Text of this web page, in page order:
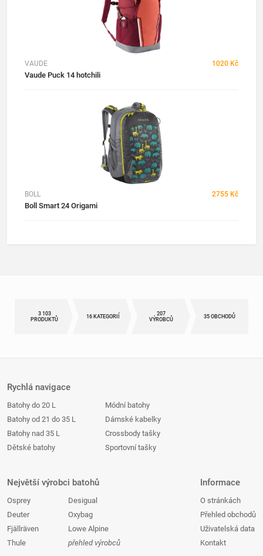
VAUDE 1020 Kč
Vaude Puck 14 hotchili
BOLL 2755 Kč
Boll Smart 24 Origami
3 103
PRODUKTŮ
16 KATEGORIÍ
207
VÝROBCŮ
35 OBCHODŮ
Rychlá navigace
Batohy do 20 L
Batohy od 21 do 35 L
Batohy nad 35 L
Dětské batohy
Módní batohy
Dámské kabelky
Crossbody tašky
Sportovní tašky
Největší výrobci batohů
Osprey
Deuter
Fjällräven
Thule
Desigual
Oxybag
Lowe Alpine
přehled výrobců
Informace
O stránkách
Přehled obchodů
Uživatelská data
Kontakt